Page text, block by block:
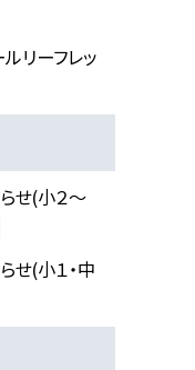
リーフレッ
せ(小２～
せ(小１・中